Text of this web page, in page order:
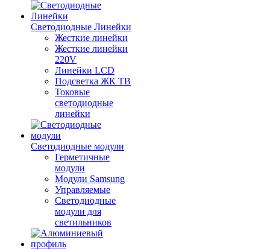
Светодиодные Линейки
Жесткие линейки
Жесткие линейки
220V
Линейки LCD
Подсветка ЖК ТВ
Токовые
светодиодные
линейки
Светодиодные модули
Герметичные
модули
Модули Samsung
Управляемые
Светодиодные
модули для
светильников